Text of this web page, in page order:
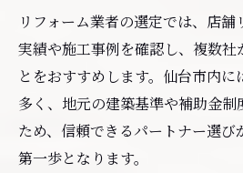
極め方
見積もり比較でリフォ
える
店舗リフォーム時の施
ント
リフォーム契約前に確認
リフォーム業者の選定では、店
実績や施工事例を確認し、複数社
とをおすすめします。仙台市内に
多く、地元の建築基準や補助金制
ため、信頼できるパートナー選び
第一歩となります。